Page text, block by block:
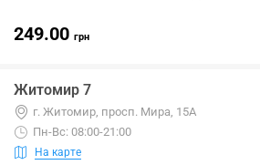
249.00 грн
Житомир 7
г. Житомир, просп. Мира, 15А
Пн-Вс: 08:00-21:00
На карте